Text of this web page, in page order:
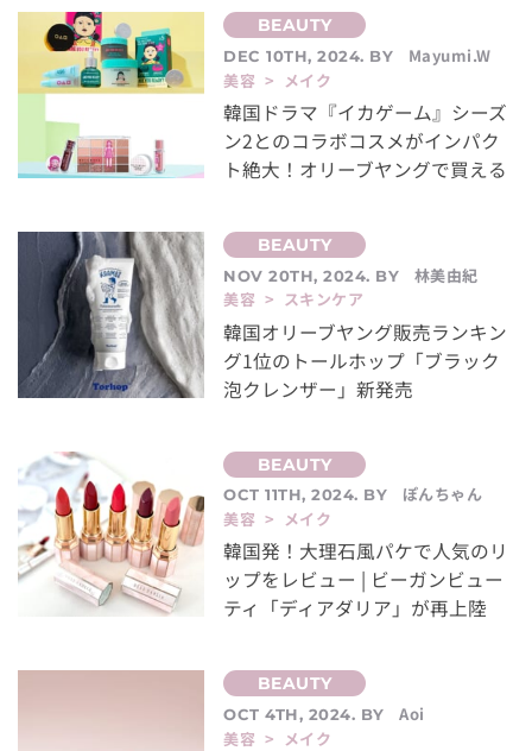
DEC 10TH, 2024. BY
Mayumi.W
美容 > メイク
韓国ドラマ『イカゲーム』シーズ
ン2とのコラボコスメがインパク
ト絶大！オリーブヤングで買える
NOV 20TH, 2024. BY
林美由紀
美容 > スキンケア
韓国オリーブヤング販売ランキン
グ1位のトールホップ「ブラック
泡クレンザー」新発売
OCT 11TH, 2024. BY
ぽんちゃん
美容 > メイク
韓国発！大理石風パケで人気のリ
ップをレビュー | ビーガンビュー
ティ「ディアダリア」が再上陸
OCT 4TH, 2024. BY
Aoi
美容 > メイク